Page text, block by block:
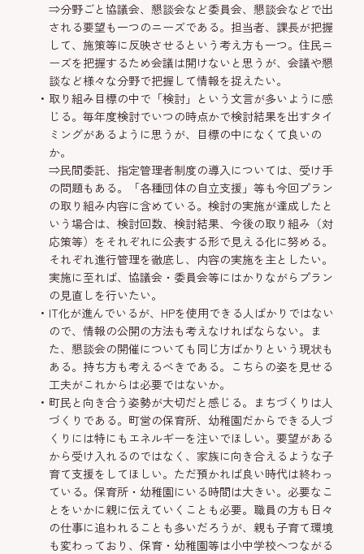
⇒分野ごと協議会、懇談会など委員会、懇談会などで出
される要望も一つのニーズである。担当者、課長が把握
して、施策等に反映させるという考え方も一つ。住民ニ
ーズを把握するため会議は開けないと思うが、会議や懇
談など様々な分野で把握して情報を捉えたい。
取り組み目標の中で「検討」という文言が多いように感
じる。毎年度検討でいつの時点かで検討結果を出すタイ
ミングがあるように思うが、目標の中になくて良いの
か。
⇒民間委託、指定管理者制度の導入については、受け手
の問題もある。「各種団体の自立支援」等も今回プラン
の取り組み内容に含めている。検討の実施が達成したと
いう場合は、検討回数、検討結果、今後の取り組み（対
応策等）をそれぞれに公表する形で見える化に努める。
それぞれ進行管理を徹底し、内容の実施を主としたい。
実施に至れば、協議会・委員会等にはかりながらプラン
の見直しを行いたい。
IT化が進んでいるが、HPを使用できる人ばかりではない
ので、情報の公開の方法も考えなければならない。ま
た、懇談会の開催についても同じ方ばかりという現状も
ある。持ち方も考えるべきである。こちらの姿を見せる
工夫がこれからは必要ではないか。
町民と向き合う姿勢が大切だと感じる。まちづくりは人
づくりである。町営の保育所、幼稚園だからできる人づ
くりには特にもエネルギーを注いでほしい。要望がある
から受け入れるのではなく、家族に向き合えるような子
育て支援をしてほしい。ただ預かれば良い時代は終わっ
ている。保育所・幼稚園にいる時間は大きい。必要なこ
とをいかに親に伝えていくことも必要。職員の方も日々
の仕事に追われることも多いだろうが、親も子育て環境
も変わっており、保育・幼稚園等は小中学校へつながる